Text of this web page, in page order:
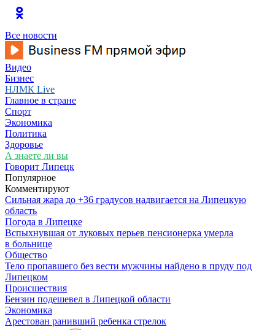
Все новости
Видео
Бизнес
НЛМК Live
Главное в стране
Спорт
Экономика
Политика
Здоровье
А знаете ли вы
Говорит Липецк
Популярное
Комментируют
Сильная жара до +36 градусов надвигается на Липецкую
область
Погода в Липецке
Вспыхнувшая от луковых перьев пенсионерка умерла
в больнице
Общество
Тело пропавшего без вести мужчины найдено в пруду под
Липецком
Происшествия
Бензин подешевел в Липецкой области
Экономика
Арестован ранивший ребенка стрелок